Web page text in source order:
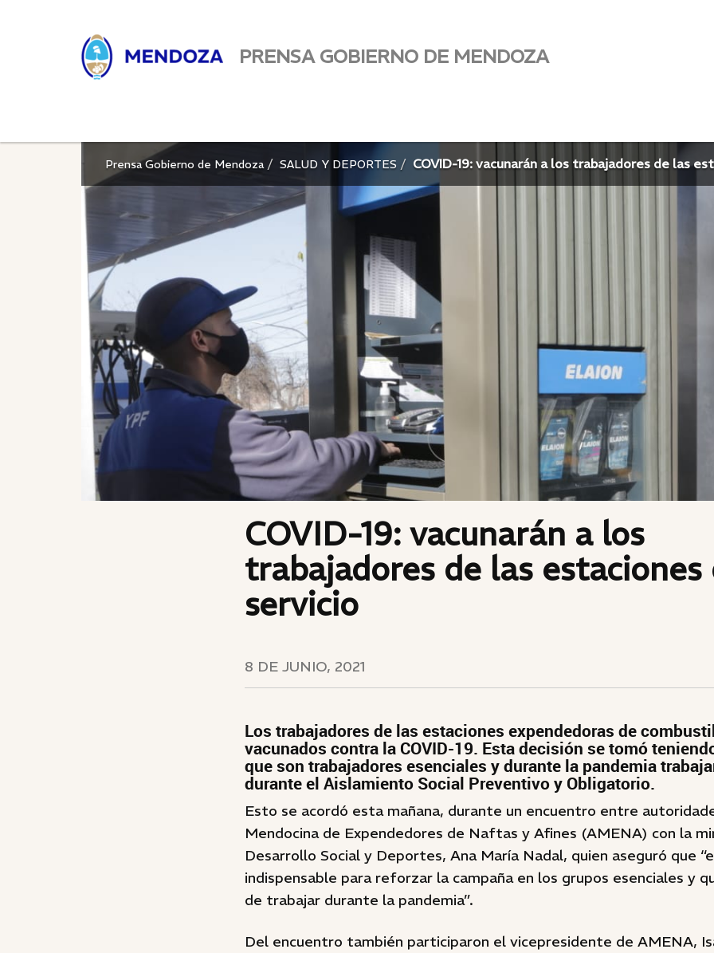
PRENSA GOBIERNO DE MENDOZA
Prensa Gobierno de Mendoza SALUD Y DEPORTES COVID-19: vacunarán a los trabajadores de las
COVID-19: vacunarán a los
trabajadores de las estaciones
servicio
8 DE JUNIO, 2021
Los trabajadores de las estaciones expendedoras de
vacunados contra la COVID-19. Esta decisión se tomó
que son trabajadores esenciales y durante la pandemia
durante el Aislamiento Social Preventivo y Obligatorio.
Esto se acordó esta mañana, durante un encuentro entre
Mendocina de Expendedores de Naftas y Afines (AMENA) con la
Desarrollo Social y Deportes, Ana María Nadal, quien aseguró que
indispensable para reforzar la campaña en los grupos esenciales y
de trabajar durante la pandemia”.
Del encuentro también participaron el vicepresidente de AMENA,